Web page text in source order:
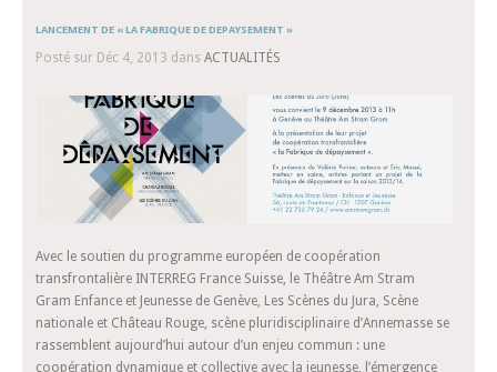
LANCEMENT DE « LA FABRIQUE DE DEPAYSEMENT »
Posté sur Déc 4, 2013 dansACTUALITÉS
Avec le soutien du programme européen de coopération
transfrontalière INTERREG France Suisse, le Théâtre Am Stram
Gram Enfance et Jeunesse de Genève, Les Scènes du Jura, Scène
nationale et Château Rouge, scène pluridisciplinaire d’Annemasse se
rassemblent aujourd’hui autour d’un enjeu commun : une
coopération dynamique et collective avec la jeunesse, l’émergence